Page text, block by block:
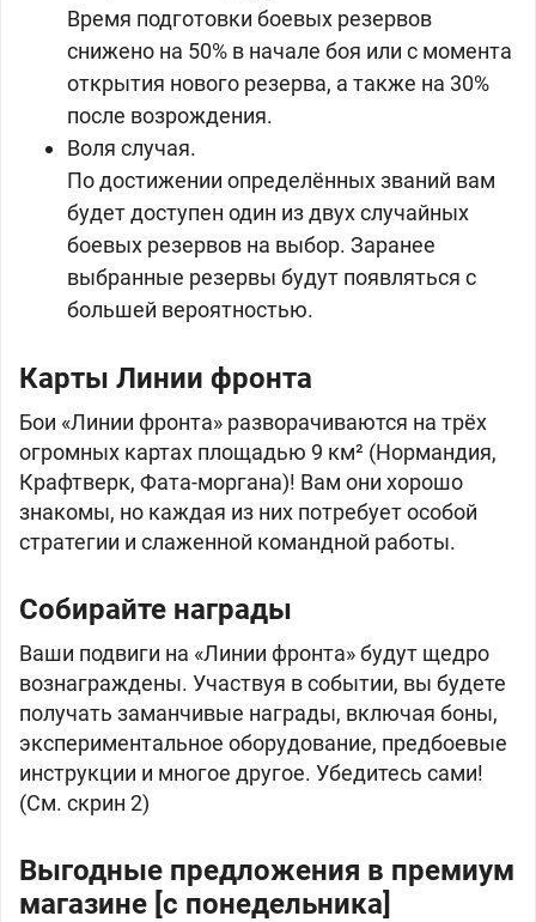
Время подготовки боевых резервов
снижено на 50% в начале боя или с момента
открытия нового резерва, а также на 30%
после возрождения.
Воля случая.
По достижении определённых званий вам
будет доступен один из двух случайных
боевых резервов на выбор. Заранее
выбранные резервы будут появляться с
большей вероятностью.
Карты Линии фронта
Бои «Линии фронта» разворачиваются на трёх
огромных картах площадью 9 км² (Нормандия,
Крафтверк, Фата-моргана)! Вам они хорошо
знакомы, но каждая из них потребует особой
стратегии и слаженной командной работы.
Собирайте награды
Ваши подвиги на «Линии фронта» будут щедро
вознаграждены. Участвуя в событии, вы будете
получать заманчивые награды, включая боны,
экспериментальное оборудование, предбоевые
инструкции и многое другое. Убедитесь сами!
(См. скрин 2)
Выгодные предложения в премиум
магазине [с понедельника]